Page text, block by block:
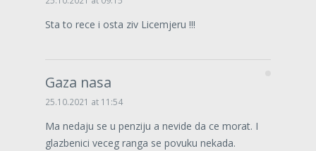
Sta to rece i osta ziv Licemjeru !!!
Gaza nasa
25.10.2021 at 11:54
Ma nedaju se u penziju a nevide da ce morat. I
glazbenici veceg ranga se povuku nekada.